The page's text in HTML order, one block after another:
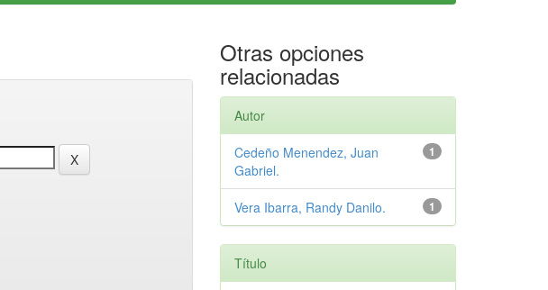
Otras opciones
relacionadas
Autor
1
Cedeño Menendez, Juan
Gabriel.
1
Vera Ibarra, Randy Danilo.
Título